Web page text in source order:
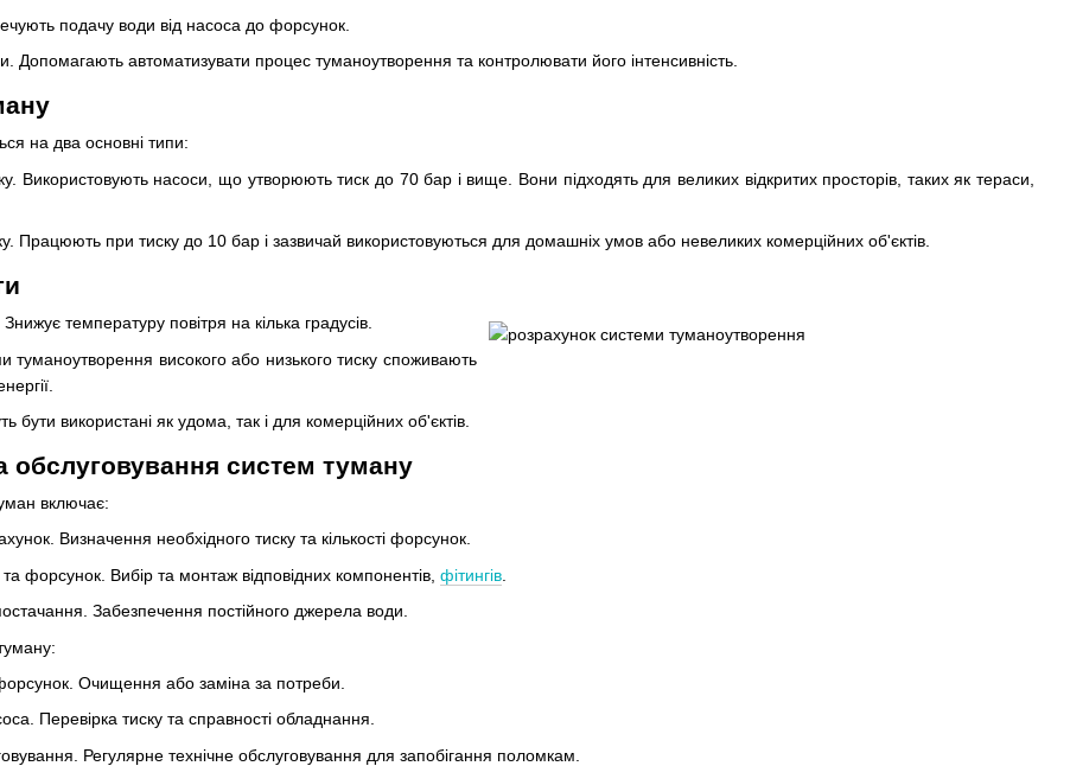
подачу води від насоса до форсунок.
Допомагають автоматизувати процес туманоутворення та контролювати його інтенсивність.
на два основні типи:
Використовують насоси, що утворюють тиск до 70 бар і вище. Вони підходять для великих відкритих просторів, таких як тераси,
Працюють при тиску до 10 бар і зазвичай використовуються для домашніх умов або невеликих комерційних об'єктів.
температуру повітря на кілька градусів.
туманоутворення високого або низького тиску споживають
бути використані як удома, так і для комерційних об'єктів.
обслуговування систем туману
включає:
Визначення необхідного тиску та кількості форсунок.
форсунок. Вибір та монтаж відповідних компонентів, фітингів
Забезпечення постійного джерела води.
Очищення або заміна за потреби.
Перевірка тиску та справності обладнання.
Регулярне технічне обслуговування для запобігання поломкам.